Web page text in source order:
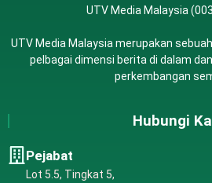
UTV Media Malaysia
UTV Media Malaysia merupakan
pelbagai dimensi berita di dalam
perkembangan
Hubungi
Pejabat
Lot 5.5, Tingkat 5,